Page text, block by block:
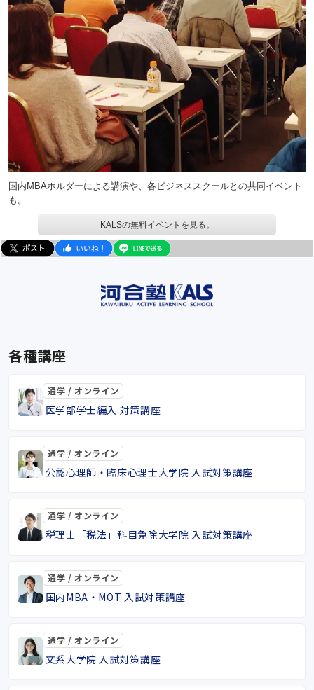
国内MBAホルダーによる講演や、各ビジネススクールとの共同イベント
も。
KALSの無料イベントを見る。
各種講座
通学 / オンライン
医学部学士編入 対策講座
通学 / オンライン
公認心理師・臨床心理士大学院 入試対策講座
通学 / オンライン
税理士「税法」科目免除大学院 入試対策講座
通学 / オンライン
国内MBA・MOT 入試対策講座
通学 / オンライン
文系大学院 入試対策講座